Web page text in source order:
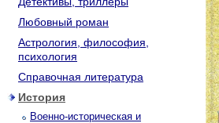
Любовный роман
Астрология, философия,
психология
Справочная литература
История
Военно-историческая и